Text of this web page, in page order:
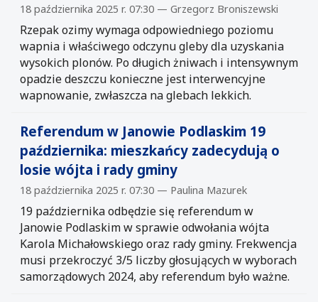
18 października 2025 r. 07:30 — Grzegorz Broniszewski
Rzepak ozimy wymaga odpowiedniego poziomu
wapnia i właściwego odczynu gleby dla uzyskania
wysokich plonów. Po długich żniwach i intensywnym
opadzie deszczu konieczne jest interwencyjne
wapnowanie, zwłaszcza na glebach lekkich.
Referendum w Janowie Podlaskim 19
października: mieszkańcy zadecydują o
losie wójta i rady gminy
18 października 2025 r. 07:30 — Paulina Mazurek
19 października odbędzie się referendum w
Janowie Podlaskim w sprawie odwołania wójta
Karola Michałowskiego oraz rady gminy. Frekwencja
musi przekroczyć 3/5 liczby głosujących w wyborach
samorządowych 2024, aby referendum było ważne.